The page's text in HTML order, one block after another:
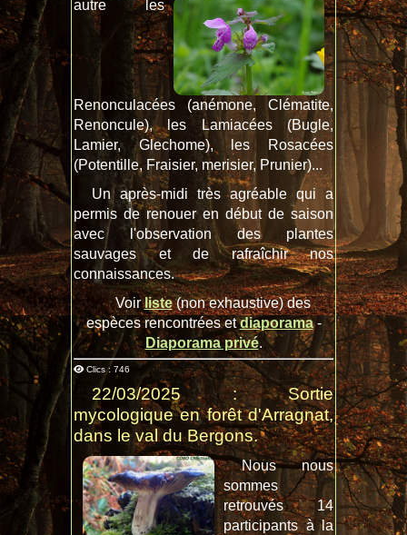
autre les
Renonculacées (anémone, Clématite,
Renoncule), les Lamiacées (Bugle,
Lamier, Glechome), les Rosacées
(Potentille, Fraisier, merisier, Prunier)...
Un après-midi très agréable qui a
permis de renouer en début de saison
avec l'observation des plantes
sauvages et de rafraîchir nos
connaissances.
Voirliste(non exhaustive) des
espèces rencontrées etdiaporama-
Diaporama privé.
Clics : 746
22/03/2025 : Sortie
mycologique en forêt d'Arragnat,
dans le val du Bergons.
Nous nous
sommes
retrouvés 14
participants à la